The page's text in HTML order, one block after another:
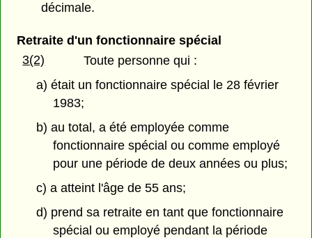
décimale.
Retraite d'un fonctionnaire spécial
3(2)
Toute personne qui :
a) était un fonctionnaire spécial le 28 février
1983;
b) au total, a été employée comme
fonctionnaire spécial ou comme employé
pour une période de deux années ou plus;
c) a atteint l'âge de 55 ans;
d) prend sa retraite en tant que fonctionnaire
spécial ou employé pendant la période